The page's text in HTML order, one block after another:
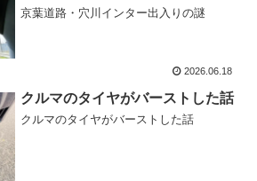
京葉道路・穴川インター出入りの謎
2026.06.18
クルマのタイヤがバーストした話
クルマのタイヤがバーストした話